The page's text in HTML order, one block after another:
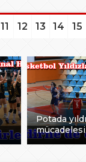
11 12 13 14 15
Potada
mücadelesi